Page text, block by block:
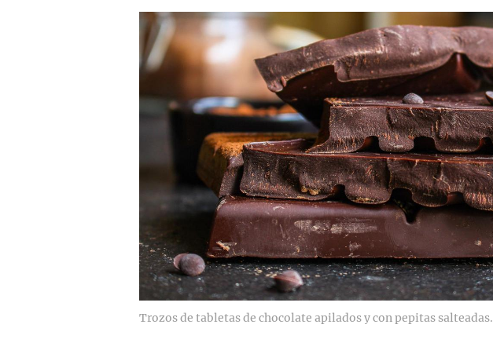
Trozos de tabletas de chocolate apilados y con pepitas salteadas.